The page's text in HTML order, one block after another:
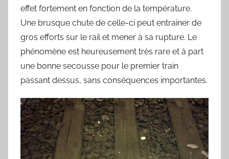
effet fortement en fonction de la température.
Une brusque chute de celle-ci peut entrainer de
gros efforts sur le rail et mener à sa rupture. Le
phénomène est heureusement très rare et à part
une bonne secousse pour le premier train
passant dessus, sans conséquences importantes.